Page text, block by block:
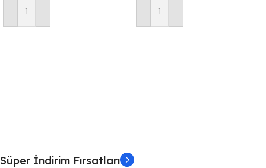
Sepete Ekle Sepete Ekle
Süper İndirim Fırsatları